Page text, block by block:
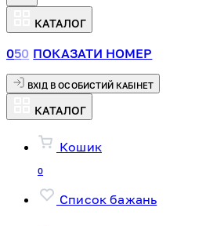
КАТАЛОГ
050 ПОКАЗАТИ НОМЕР
ВХІД В ОСОБИСТИЙ КАБІНЕТ
КАТАЛОГ
Кошик
0
Список бажань